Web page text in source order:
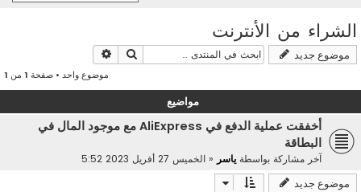
الشراء من الأنترنت
موضوع جديد بحث
موضوع واحد • صفحة 1 من 1
مواضيع
أخفقت عملية الدفع في AliExpress مع موجود المال في
البطاقة
آخر مشاركة بواسطة ياسر « الخميس 27 أفريل 2023 5:52
موضوع جديد